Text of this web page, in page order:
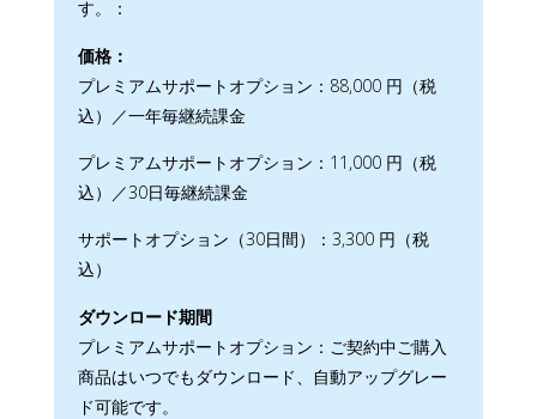
す。：
価格：
プレミアムサポートオプション：88,000 円（税
込）／一年毎継続課金
プレミアムサポートオプション：11,000 円（税
込）／30日毎継続課金
サポートオプション（30日間）：3,300 円（税
込）
ダウンロード期間
プレミアムサポートオプション：ご契約中ご購入
商品はいつでもダウンロード、自動アップグレー
ド可能です。